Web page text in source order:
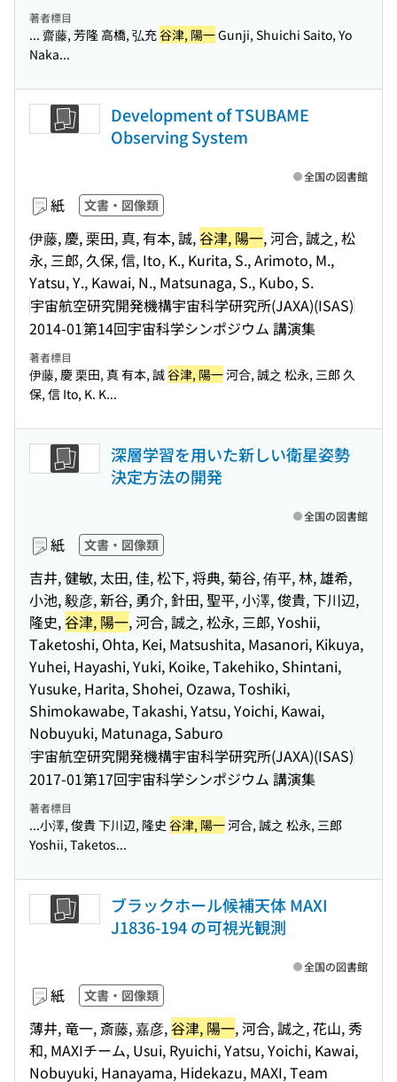
著者標目
... 齋藤, 芳隆 高橋, 弘充谷津, 陽一Gunji, Shuichi Saito, Yo
Naka...
Development of TSUBAME
Observing System
紙 文書・図像類
伊藤, 慶, 栗田, 真, 有本, 誠,谷津, 陽一, 河合, 誠之, 松
永, 三郎, 久保, 信, Ito, K., Kurita, S., Arimoto, M.,
Yatsu, Y., Kawai, N., Matsunaga, S., Kubo, S.
宇宙航空研究開発機構宇宙科学研究所(JAXA)(ISAS)
2014-01第14回宇宙科学シンポジウム 講演集
全国の図書館
著者標目
伊藤, 慶 栗田, 真 有本, 誠谷津, 陽一河合, 誠之 松永, 三郎 久
保, 信 Ito, K. K...
深層学習を用いた新しい衛星姿勢
決定方法の開発
紙 文書・図像類
吉井, 健敏, 太田, 佳, 松下, 将典, 菊谷, 侑平, 林, 雄希,
小池, 毅彦, 新谷, 勇介, 針田, 聖平, 小澤, 俊貴, 下川辺,
隆史,谷津, 陽一, 河合, 誠之, 松永, 三郎, Yoshii,
Taketoshi, Ohta, Kei, Matsushita, Masanori, Kikuya,
Yuhei, Hayashi, Yuki, Koike, Takehiko, Shintani,
Yusuke, Harita, Shohei, Ozawa, Toshiki,
Shimokawabe, Takashi, Yatsu, Yoichi, Kawai,
Nobuyuki, Matunaga, Saburo
宇宙航空研究開発機構宇宙科学研究所(JAXA)(ISAS)
2017-01第17回宇宙科学シンポジウム 講演集
全国の図書館
著者標目
...小澤, 俊貴 下川辺, 隆史 谷津, 陽一河合, 誠之 松永, 三郎
Yoshii, Taketos...
ブラックホール候補天体 MAXI
J1836-194 の可視光観測
紙 文書・図像類
薄井, 竜一, 斎藤, 嘉彦,谷津, 陽一, 河合, 誠之, 花山, 秀
和, MAXIチーム, Usui, Ryuichi, Yatsu, Yoichi, Kawai,
Nobuyuki, Hanayama, Hidekazu, MAXI, Team
全国の図書館